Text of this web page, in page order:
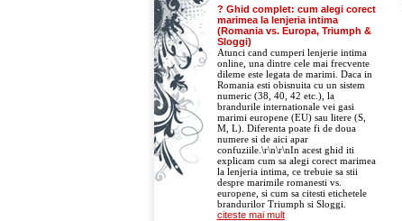
? Ghid complet: cum alegi corect
marimea la lenjeria intima
(Romania vs. Europa, Triumph &
Sloggi)
Atunci cand cumperi lenjerie intima
online, una dintre cele mai frecvente
dileme este legata de marimi. Daca in
Romania esti obisnuita cu un sistem
numeric (38, 40, 42 etc.), la
brandurile internationale vei gasi
marimi europene (EU) sau litere (S,
M, L). Diferenta poate fi de doua
numere si de aici apar
confuziile.\r\n\r\nIn acest ghid iti
explicam cum sa alegi corect marimea
la lenjeria intima, ce trebuie sa stii
despre marimile romanesti vs.
europene, si cum sa citesti etichetele
brandurilor Triumph si Sloggi.
citeste mai mult